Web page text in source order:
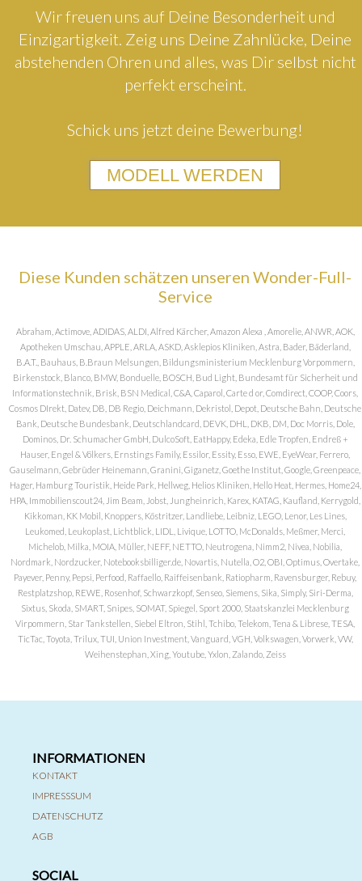
Wir freuen uns auf Deine Besonderheit und
Einzigartigkeit. Zeig uns Deine Zahnlücke, Deine
abstehenden Ohren und alles, was Dir selbst nicht
perfekt erscheint.
Schick uns jetzt deine Bewerbung!
MODELL WERDEN
Diese Kunden schätzen unseren Wonder-Full-
Service
Abraham, Actimove, ADIDAS, ALDI, Alfred Kärcher, Amazon Alexa , Amorelie, ANWR, AOK,
Apotheken Umschau, APPLE, ARLA, ASKD, Asklepios Kliniken, Astra, Bader, Bäderland,
B.A.T., Bauhaus, B.Braun Melsungen, Bildungsministerium Mecklenburg Vorpommern,
Birkenstock, Blanco, BMW, Bonduelle, BOSCH, Bud Light, Bundesamt für Sicherheit und
Informationstechnik, Brisk, BSN Medical, C&A, Caparol, Carte d or, Comdirect, COOP, Coors,
Cosmos DIrekt, Datev, DB, DB Regio, Deichmann, Dekristol, Depot, Deutsche Bahn, Deutsche
Bank, Deutsche Bundesbank, Deutschlandcard, DEVK, DHL, DKB, DM, Doc Morris, Dole,
Dominos, Dr. Schumacher GmbH, DulcoSoft, EatHappy, Edeka, Edle Tropfen, Endreß +
Hauser, Engel & Völkers, Ernstings Family, Essilor, Essity, Esso, EWE, EyeWear, Ferrero,
Gauselmann, Gebrüder Heinemann, Granini, Giganetz, Goethe Institut, Google, Greenpeace,
Hager, Hamburg Touristik, Heide Park, Hellweg, Helios Kliniken, Hello Heat, Hermes, Home24,
HPA, Immobilienscout24, Jim Beam, Jobst, Jungheinrich, Karex, KATAG, Kaufland, Kerrygold,
Kikkoman, KK Mobil, Knoppers, Köstritzer, Landliebe, Leibniz, LEGO, Lenor, Les Lines,
Leukomed, Leukoplast, Lichtblick, LIDL, Livique, LOTTO, McDonalds, Meßmer, Merci,
Michelob, Milka, MOIA, Müller, NEFF, NETTO, Neutrogena, Nimm2, Nivea, Nobilia,
Nordmark, Nordzucker, Notebooksbilliger.de, Novartis, Nutella, O2, OBI, Optimus, Overtake,
Payever, Penny, Pepsi, Perfood, Raffaello, Raiffeisenbank, Ratiopharm, Ravensburger, Rebuy,
Restplatzshop, REWE, Rosenhof, Schwarzkopf, Senseo, Siemens, Sika, Simply, Siri-Derma,
Sixtus, Skoda, SMART, Snipes, SOMAT, Spiegel, Sport 2000, Staatskanzlei Mecklenburg
Virpommern, Star Tankstellen, Siebel Eltron, Stihl, Tchibo, Telekom, Tena & Librese, TESA,
TicTac, Toyota, Trilux, TUI, Union Investment, Vanguard, VGH, Volkswagen, Vorwerk, VW,
Weihenstephan, Xing, Youtube, Yxlon, Zalando, Zeiss
INFORMATIONEN
KONTAKT
IMPRESSSUM
DATENSCHUTZ
AGB
SOCIAL